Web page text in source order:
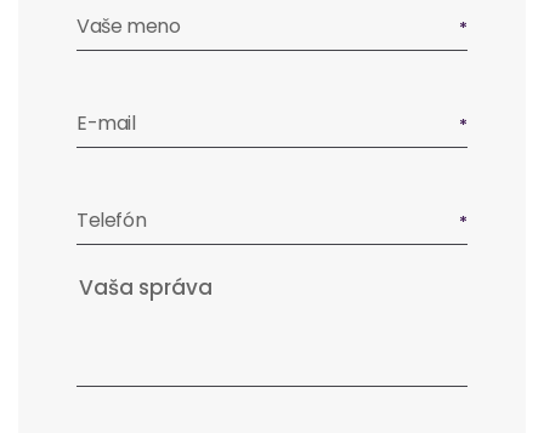
Vaše meno
E-mail
Telefón